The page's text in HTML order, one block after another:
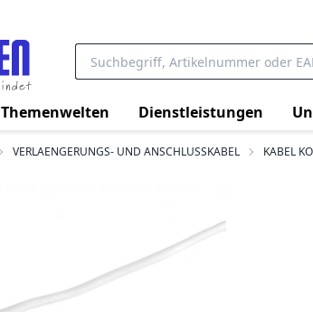
Themenwelten Dienstleistungen
VERLAENGERUNGS- UND ANSCHLUSSKABEL KABEL